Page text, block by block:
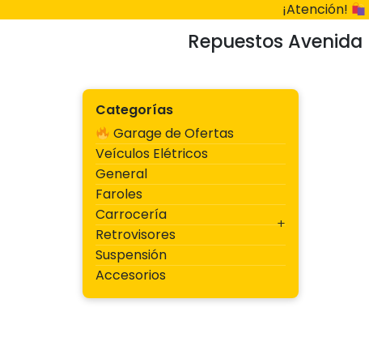
¡Atención!
Repuestos Avenida
Categorías
Garage de Ofertas
Veículos Elétricos
General
Faroles
Carrocería
Retrovisores
Suspensión
Accesorios